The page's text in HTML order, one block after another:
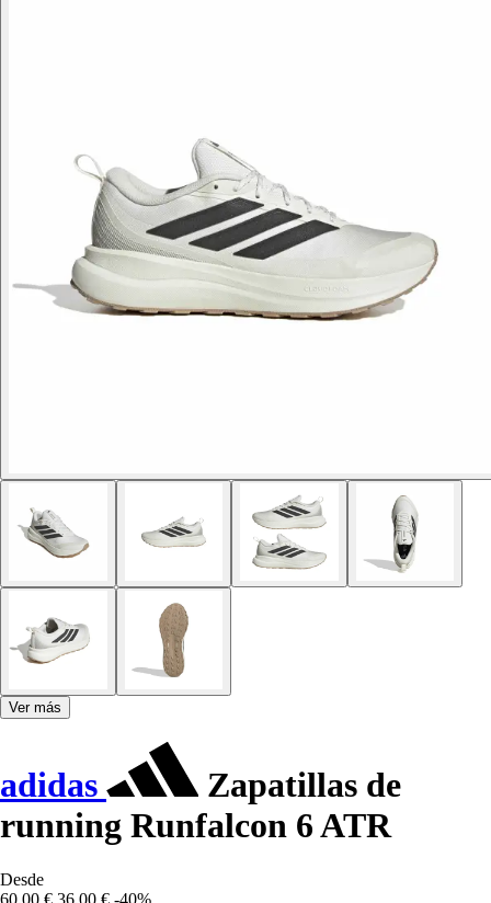
Ver más
adidas
Zapatillas de
running Runfalcon 6 ATR
Desde
60,00 € 36,00 € -40%